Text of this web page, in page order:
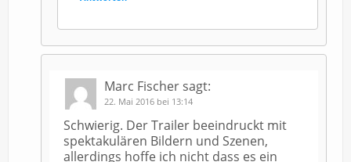
Marc Fischer sagt:
22. Mai 2016 bei 13:14
Schwierig. Der Trailer beeindruckt mit
spektakulären Bildern und Szenen,
allerdings hoffe ich nicht dass es ein